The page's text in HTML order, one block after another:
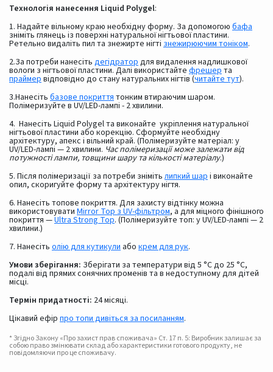
Технологія нанесення Liquid Polygel:
1. Надайте вільному краю необхідну форму. За допомогою бафа
зніміть глянець із поверхні натуральної нігтьової пластини.
Ретельно видаліть пил та знежирте нігті знежирюючим тоніком.
2.За потреби нанесіть дегідратордля видалення надлишкової
вологи з нігтьової пластини. Далі використайте фрешерта
праймервідповідно до стану натуральних нігтів (читайте тут).
3.Нанесіть базове покриттятонким втираючим шаром.
Полімеризуйте в UV/LED-лампі - 2 хвилини.
4. Нанесіть Liquid Polygel та виконайте укріплення натуральної
нігтьової пластини або корекцію. Cформуйте необхідну
архітектуру, апекс і вільний край. (Полімеризуйте матеріал: у
UV/LED-лампі — 2 хвилини. Час полімеризації може залежати від
потужності лампи, товщини шару та кількості матеріалу.)
5. Після полімеризації за потреби зніміть липкий шарі виконайте
опил, скоригуйте форму та архітектуру нігтя.
6. Нанесіть топове покриття. Для захисту відтінку можна
використовувати Mirror Top з UV-фільтром, а для міцного фінішного
покриття —Ultra Strong Top. (Полімеризуйте топ: у UV/LED-лампі — 2
хвилини.)
7. Нанесіть олію для кутикули або крем для рук.
Умови зберігання: Зберігати за температури від 5 °C до 25 °C,
подалі від прямих сонячних променів та в недоступному для дітей
місці.
Термін придатності: 24 місяці.
Цікавий ефір про топи дивіться за посиланням.
* Згідно Закону «Про захист прав споживача» Ст. 17 п. 5: Виробник залишає за
собою право змінювати склад або характеристики готового продукту, не
повідомляючи про це споживачу.